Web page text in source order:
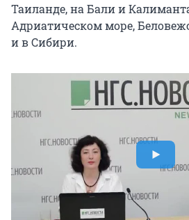
Таиланде, на Бали и
Адриатическом море,
и в Сибири.